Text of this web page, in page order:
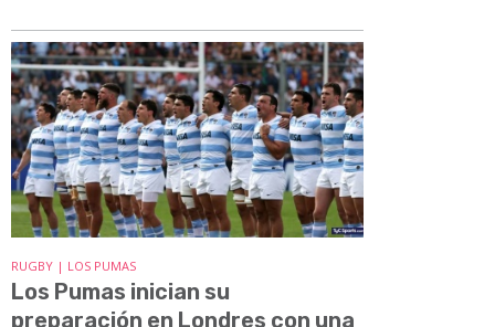
RUGBY | LOS PUMAS
Los Pumas inician su
preparación en Londres con una